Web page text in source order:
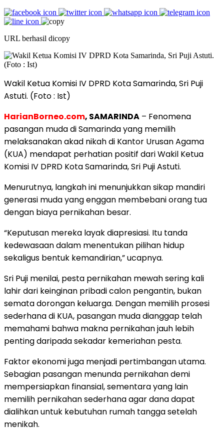
URL berhasil dicopy
Wakil Ketua Komisi IV DPRD Kota Samarinda, Sri Puji
Astuti. (Foto : Ist)
HarianBorneo.com, SAMARINDA – Fenomena
pasangan muda di Samarinda yang memilih
melaksanakan akad nikah di Kantor Urusan Agama
(KUA) mendapat perhatian positif dari Wakil Ketua
Komisi IV DPRD Kota Samarinda, Sri Puji Astuti.
Menurutnya, langkah ini menunjukkan sikap mandiri
generasi muda yang enggan membebani orang tua
dengan biaya pernikahan besar.
“Keputusan mereka layak diapresiasi. Itu tanda
kedewasaan dalam menentukan pilihan hidup
sekaligus bentuk kemandirian,” ucapnya.
Sri Puji menilai, pesta pernikahan mewah sering kali
lahir dari keinginan pribadi calon pengantin, bukan
semata dorongan keluarga. Dengan memilih prosesi
sederhana di KUA, pasangan muda dianggap telah
memahami bahwa makna pernikahan jauh lebih
penting daripada sekadar kemeriahan pesta.
Faktor ekonomi juga menjadi pertimbangan utama.
Sebagian pasangan menunda pernikahan demi
mempersiapkan finansial, sementara yang lain
memilih pernikahan sederhana agar dana dapat
dialihkan untuk kebutuhan rumah tangga setelah
menikah.